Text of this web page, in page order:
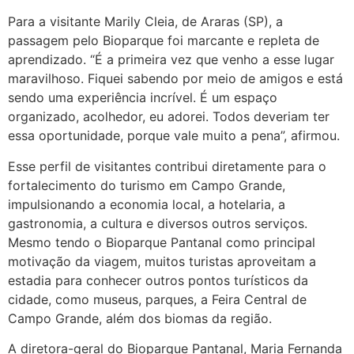
Para a visitante Marily Cleia, de Araras (SP), a
passagem pelo Bioparque foi marcante e repleta de
aprendizado. “É a primeira vez que venho a esse lugar
maravilhoso. Fiquei sabendo por meio de amigos e está
sendo uma experiência incrível. É um espaço
organizado, acolhedor, eu adorei. Todos deveriam ter
essa oportunidade, porque vale muito a pena”, afirmou.
Esse perfil de visitantes contribui diretamente para o
fortalecimento do turismo em Campo Grande,
impulsionando a economia local, a hotelaria, a
gastronomia, a cultura e diversos outros serviços.
Mesmo tendo o Bioparque Pantanal como principal
motivação da viagem, muitos turistas aproveitam a
estadia para conhecer outros pontos turísticos da
cidade, como museus, parques, a Feira Central de
Campo Grande, além dos biomas da região.
A diretora-geral do Bioparque Pantanal, Maria Fernanda